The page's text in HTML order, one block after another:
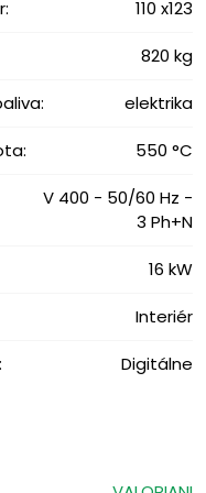
110 x123
820 kg
elektrika
550 °C
V 400 - 50/60 Hz -
3 Ph+N
16 kW
Interiér
Digitálne